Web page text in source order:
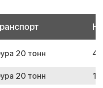
20 тонн
20 тонн